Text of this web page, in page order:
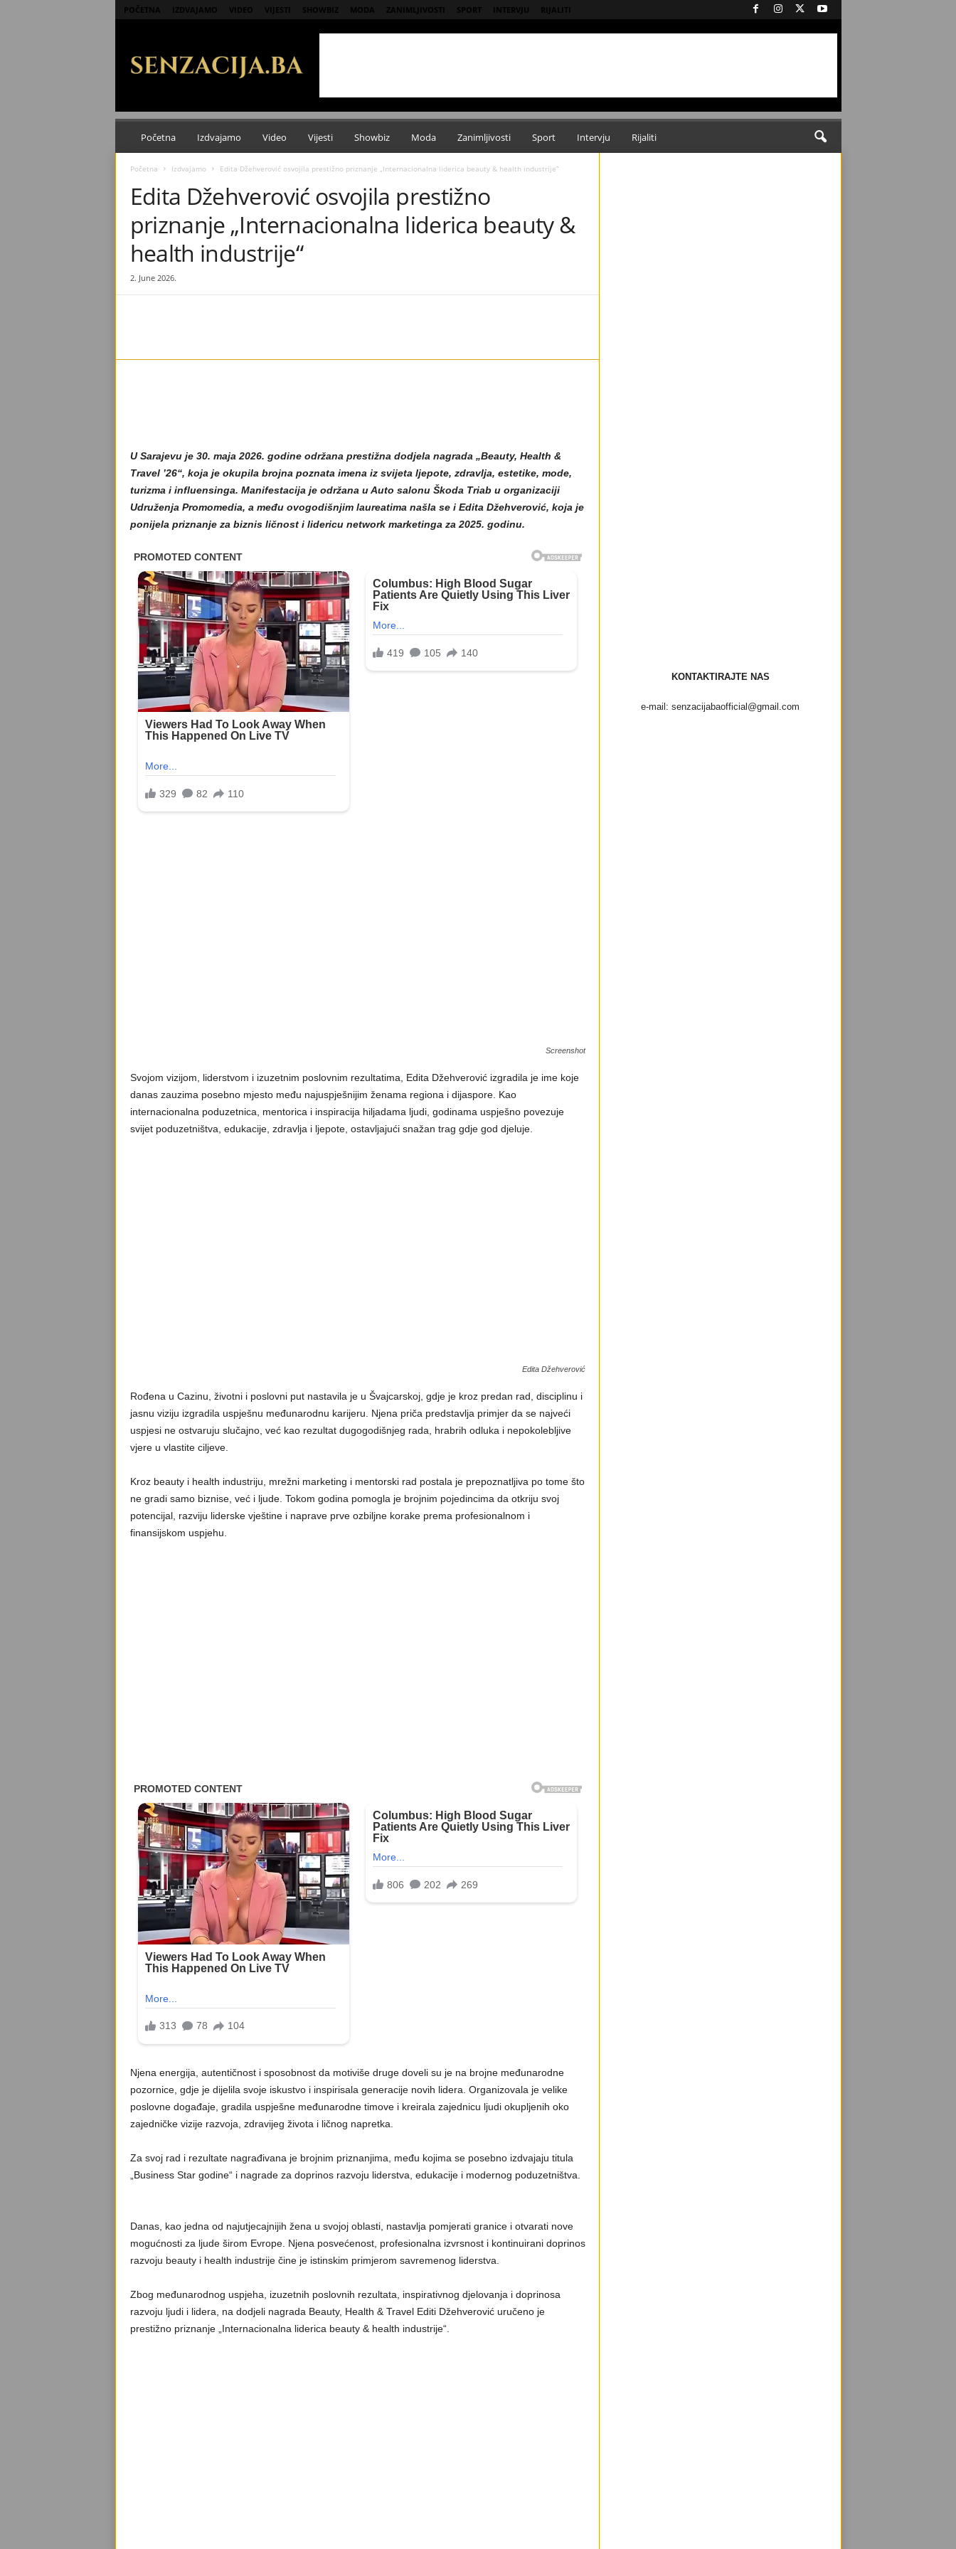
POČETNA IZDVAJAMO VIDEO VIJESTI SHOWBIZ MODA ZANIMLJIVOSTI SPORT INTERVJU RIJALITI
i
a
Početna Izdvajamo Video Vijesti Showbiz Moda Zanimljivosti Sport Intervju Rijaliti
Početna Izdvajamo Edita Džehverović osvojila prestižno priznanje „Internacionalna liderica beauty & health industrije“
Edita Džehverović osvojila prestižno
priznanje „Internacionalna liderica beauty &
health industrije“
2. June 2026.
U Sarajevu je 30. maja 2026. godine održana prestižna dodjela nagrada „Beauty, Health &
Travel ’26“, koja je okupila brojna poznata imena iz svijeta ljepote, zdravlja, estetike, mode,
turizma i influensinga. Manifestacija je održana u Auto salonu Škoda Triab u organizaciji
Udruženja Promomedia, a među ovogodišnjim laureatima našla se i Edita Džehverović, koja je
ponijela priznanje za biznis ličnost i lidericu network marketinga za 2025. godinu.
Screenshot
Svojom vizijom, liderstvom i izuzetnim poslovnim rezultatima, Edita Džehverović izgradila je ime koje
danas zauzima posebno mjesto među najuspješnijim ženama regiona i dijaspore. Kao
internacionalna poduzetnica, mentorica i inspiracija hiljadama ljudi, godinama uspješno povezuje
svijet poduzetništva, edukacije, zdravlja i ljepote, ostavljajući snažan trag gdje god djeluje.
Edita Džehverović
Rođena u Cazinu, životni i poslovni put nastavila je u Švajcarskoj, gdje je kroz predan rad, disciplinu i
jasnu viziju izgradila uspješnu međunarodnu karijeru. Njena priča predstavlja primjer da se najveći
uspjesi ne ostvaruju slučajno, već kao rezultat dugogodišnjeg rada, hrabrih odluka i nepokolebljive
vjere u vlastite ciljeve.
Kroz beauty i health industriju, mrežni marketing i mentorski rad postala je prepoznatljiva po tome što
ne gradi samo biznise, već i ljude. Tokom godina pomogla je brojnim pojedincima da otkriju svoj
potencijal, razviju liderske vještine i naprave prve ozbiljne korake prema profesionalnom i
finansijskom uspjehu.
Njena energija, autentičnost i sposobnost da motiviše druge doveli su je na brojne međunarodne
pozornice, gdje je dijelila svoje iskustvo i inspirisala generacije novih lidera. Organizovala je velike
poslovne događaje, gradila uspješne međunarodne timove i kreirala zajednicu ljudi okupljenih oko
zajedničke vizije razvoja, zdravijeg života i ličnog napretka.
Za svoj rad i rezultate nagrađivana je brojnim priznanjima, među kojima se posebno izdvajaju titula
„Business Star godine“ i nagrade za doprinos razvoju liderstva, edukacije i modernog poduzetništva.
Danas, kao jedna od najutjecajnijih žena u svojoj oblasti, nastavlja pomjerati granice i otvarati nove
mogućnosti za ljude širom Evrope. Njena posvećenost, profesionalna izvrsnost i kontinuirani doprinos
razvoju beauty i health industrije čine je istinskim primjerom savremenog liderstva.
Zbog međunarodnog uspjeha, izuzetnih poslovnih rezultata, inspirativnog djelovanja i doprinosa
razvoju ljudi i lidera, na dodjeli nagrada Beauty, Health & Travel Editi Džehverović uručeno je
prestižno priznanje „Internacionalna liderica beauty & health industrije“.
KONTAKTIRAJTE NAS
e-mail: senzacijabaofficial@gmail.com